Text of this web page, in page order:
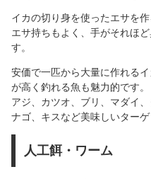
イカの切り身を使ったエサを
エサ持ちもよく、手がそれほ
す。
安価で一匹から大量に作れる
が高く釣れる魚も魅力的です。
アジ、カツオ、ブリ、マダイ
ナゴ、キスなど美味しいターゲ
人工餌・ワーム